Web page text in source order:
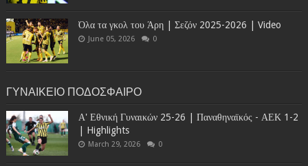
Όλα τα γκολ του Άρη | Σεζόν 2025-2026 | Video
June 05, 2026 0
ΓΥΝΑΙΚΕΙΟ ΠΟΔΟΣΦΑΙΡΟ
Α' Εθνική Γυναικών 25-26 | Παναθηναϊκός - ΑΕΚ 1-2
| Highlights
March 29, 2026 0